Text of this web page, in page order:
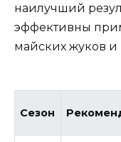
наилучший
эффективны
майских жуков и
Сезон